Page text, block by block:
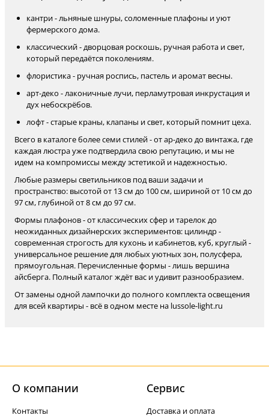
кантри - льняные шнуры, соломенные плафоны и уют
фермерского дома.
классический - дворцовая роскошь, ручная работа и свет,
который передаётся поколениям.
флористика - ручная роспись, пастель и аромат весны.
арт-деко - лаконичные лучи, перламутровая инкрустация и
дух небоскрёбов.
лофт - старые краны, клапаны и свет, который помнит цеха.
Всего в каталоге более семи стилей - от ар-деко до винтажа, где
каждая люстра уже подтвердила свою репутацию, и мы не
идем на компромиссы между эстетикой и надежностью.
Любые размеры светильников под ваши задачи и
пространство: высотой от 13 см до 100 см, шириной от 10 см до
97 см, глубиной от 8 см до 97 см.
Формы плафонов - от классических сфер и тарелок до
неожиданных дизайнерских экспериментов: цилиндр -
современная строгость для кухонь и кабинетов, куб, круглый -
универсальное решение для любых уютных зон, полусфера,
прямоугольная. Перечисленные формы - лишь вершина
айсберга. Полный каталог ждёт вас и удивит разнообразием.
От замены одной лампочки до полного комплекта освещения
для всей квартиры - всё в одном месте на lussole-light.ru
О компании
Контакты
Cервис
Доставка и оплата